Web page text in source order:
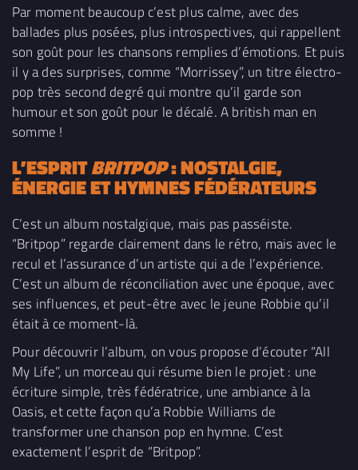
Par moment beaucoup c’est plus calme, avec des
ballades plus posées, plus introspectives, qui rappellent
son goût pour les chansons remplies d’émotions. Et puis
il y a des surprises, comme “Morrissey”, un titre électro-
pop très second degré qui montre qu’il garde son
humour et son goût pour le décalé. A british man en
somme !
L’ESPRITBRITPOP: NOSTALGIE,
ÉNERGIE ET HYMNES FÉDÉRATEURS
C’est un album nostalgique, mais pas passéiste.
“Britpop” regarde clairement dans le rétro, mais avec le
recul et l’assurance d’un artiste qui a de l’expérience.
C’est un album de réconciliation avec une époque, avec
ses influences, et peut-être avec le jeune Robbie qu’il
était à ce moment-là.
Pour découvrir l’album, on vous propose d’écouter “All
My Life”, un morceau qui résume bien le projet : une
écriture simple, très fédératrice, une ambiance à la
Oasis, et cette façon qu’a Robbie Williams de
transformer une chanson pop en hymne. C’est
exactement l’esprit de “Britpop”.